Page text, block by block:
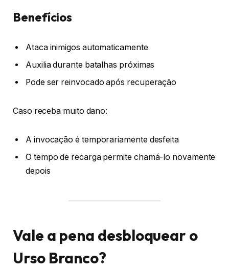
Benefícios
Ataca inimigos automaticamente
Auxilia durante batalhas próximas
Pode ser reinvocado após recuperação
Caso receba muito dano:
A invocação é temporariamente desfeita
O tempo de recarga permite chamá-lo novamente
depois
Vale a pena desbloquear o
Urso Branco?